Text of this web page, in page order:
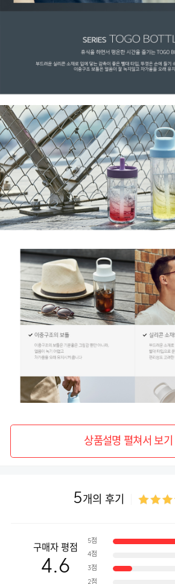
상품설명 펼쳐서 보기
5개의 후기
구매자 평점
4.6
5점
4점
3점
2점